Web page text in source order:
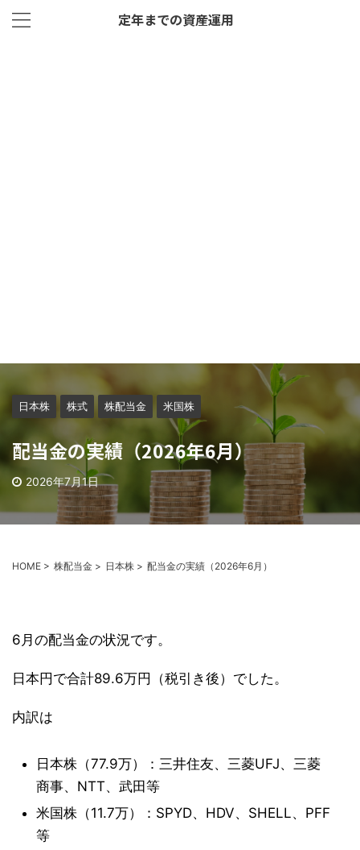
定年までの資産運用
日本株 株式 株配当金 米国株
配当金の実績（2026年6月）
2026年7月1日
HOME > 株配当金 > 日本株 > 配当金の実績（2026年6月）
6月の配当金の状況です。
日本円で合計89.6万円（税引き後）でした。
内訳は
日本株（77.9万）：三井住友、三菱UFJ、三菱
商事、NTT、武田等
米国株（11.7万）：SPYD、HDV、SHELL、PFF
等